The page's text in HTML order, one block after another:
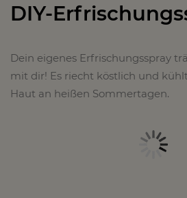
DIY-
Dein eigenes Erfrischungsspray
mit dir! Es riecht köstlich und
Haut an heißen Sommertagen.